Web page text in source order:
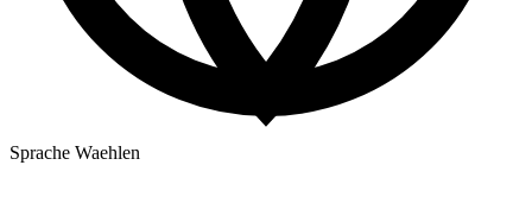
Sprache Waehlen